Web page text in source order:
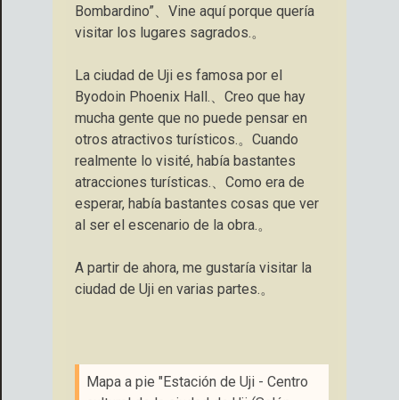
Bombardino”、Vine aquí porque quería
visitar los lugares sagrados.。
La ciudad de Uji es famosa por el
Byodoin Phoenix Hall.、Creo que hay
mucha gente que no puede pensar en
otros atractivos turísticos.。Cuando
realmente lo visité, había bastantes
atracciones turísticas.、Como era de
esperar, había bastantes cosas que ver
al ser el escenario de la obra.。
A partir de ahora, me gustaría visitar la
ciudad de Uji en varias partes.。
Mapa a pie "Estación de Uji - Centro